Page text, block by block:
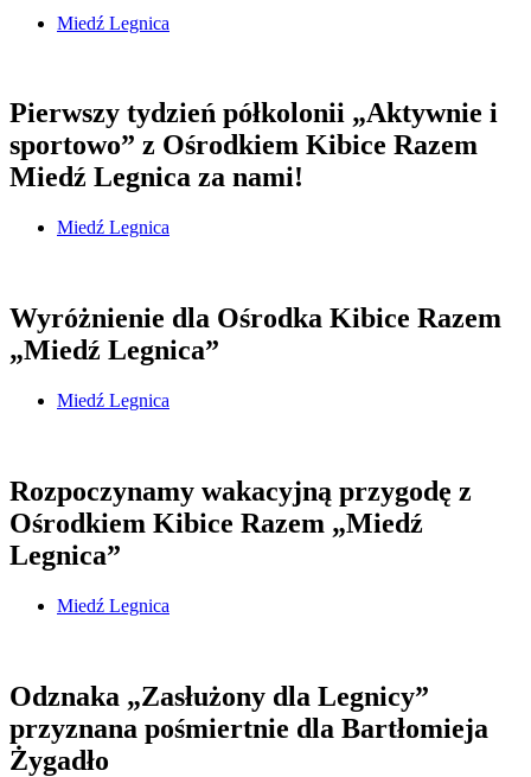
Miedź Legnica
Pierwszy tydzień półkolonii „Aktywnie i
sportowo” z Ośrodkiem Kibice Razem
Miedź Legnica za nami!
Miedź Legnica
Wyróżnienie dla Ośrodka Kibice Razem
„Miedź Legnica”
Miedź Legnica
Rozpoczynamy wakacyjną przygodę z
Ośrodkiem Kibice Razem „Miedź
Legnica”
Miedź Legnica
Odznaka „Zasłużony dla Legnicy”
przyznana pośmiertnie dla Bartłomieja
Żygadło